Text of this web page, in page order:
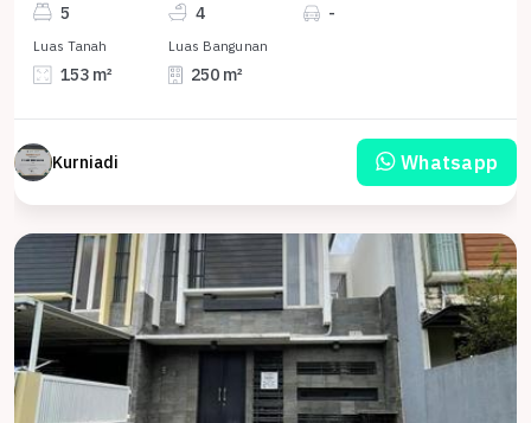
5 4 -
Luas Tanah
153 m²
Luas Bangunan
250 m²
Kurniadi Whatsapp